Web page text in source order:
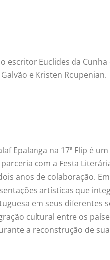
escritor Euclides da
e Kristen Roupenian.
Epalanga na 17ª Flip é
com a Festa
anos de colaboração. Em
artísticas que
em seus diferentes
cultural entre os
a reconstrução de sua